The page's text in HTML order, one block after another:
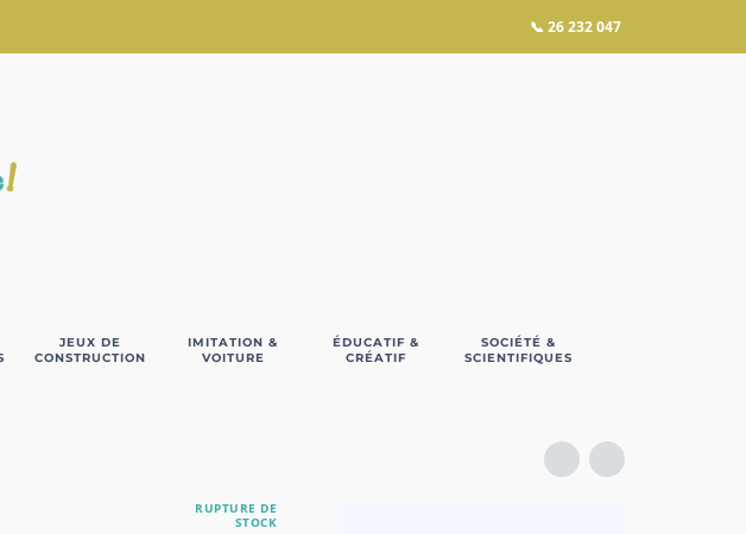
📞 26 232 047
JEUX DE
CONSTRUCTION
IMITATION &
VOITURE
ÉDUCATIF &
CRÉATIF
SOCIÉTÉ &
SCIENTIFIQUES
RUPTURE DE
STOCK